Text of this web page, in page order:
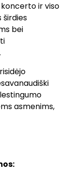
ir viso
širdies
bei
asmenims,